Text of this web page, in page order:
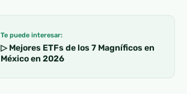
Te puede interesar:
▷ Mejores ETFs de los 7 Magníficos en
México en 2026